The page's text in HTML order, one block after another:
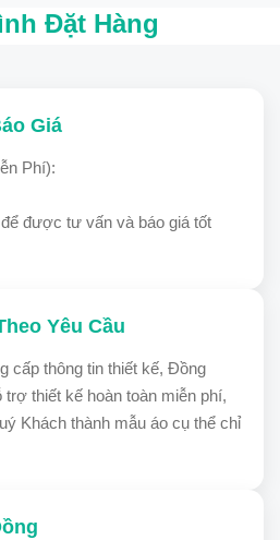
Đặt Hàng
Giá
Phí):
được tư vấn và báo giá tốt
Yêu Cầu
cấp thông tin thiết kế, Đồng
trợ thiết kế hoàn toàn miễn phí,
Khách thành mẫu áo cụ thể chỉ